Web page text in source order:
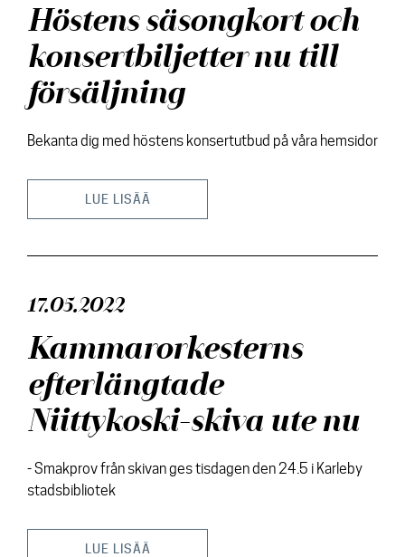
Höstens säsongkort och
konsertbiljetter nu till
försäljning
Bekanta dig med höstens konsertutbud på våra hemsidor
LUE LISÄÄ
17.05.2022
Kammarorkesterns
efterlängtade
Niittykoski-skiva ute nu
- Smakprov från skivan ges tisdagen den 24.5 i Karleby
stadsbibliotek
LUE LISÄÄ